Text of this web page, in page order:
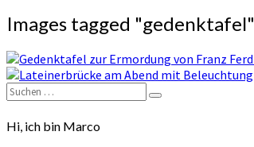
Images tagged "gedenktafel"
Hi, ich bin Marco